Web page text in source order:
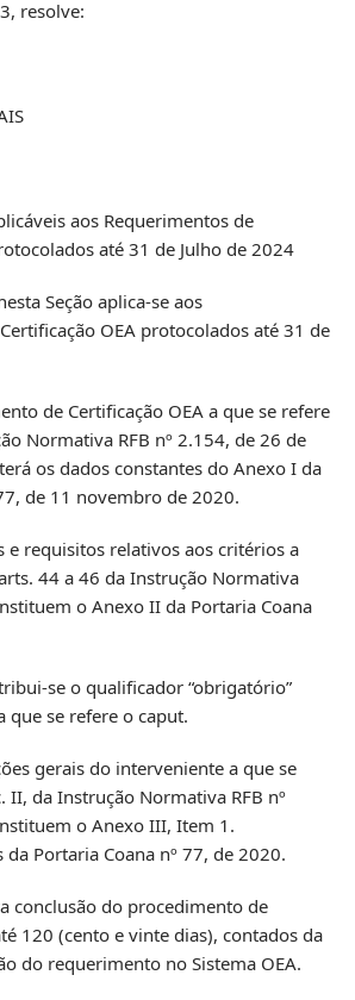
resolve:
aos Requerimentos de
até 31 de Julho de 2024
Seção aplica-se aos
OEA protocolados até 31 de
de Certificação OEA a que se refere
Normativa RFB nº 2.154, de 26 de
os dados constantes do Anexo I da
de 11 novembro de 2020.
e requisitos relativos aos critérios a
44 a 46 da Instrução Normativa
o Anexo II da Portaria Coana
se o qualificador “obrigatório”
que se refere o caput.
gerais do interveniente a que se
II, da Instrução Normativa RFB nº
o Anexo III, Item 1.
Portaria Coana nº 77, de 2020.
conclusão do procedimento de
120 (cento e vinte dias), contados da
do requerimento no Sistema OEA.